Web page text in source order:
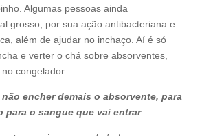
Algumas pessoas ainda
grosso, por sua ação antibacteriana e
além de ajudar no inchaço. Aí é só
e verter o chá sobre absorventes,
congelador.
encher demais o absorvente, para
para o sangue que vai entrar